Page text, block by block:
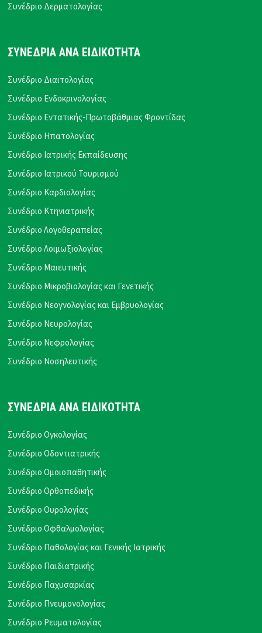
Συνέδριο Δερματολογίας
ΣΥΝΕΔΡΙΑ ΑΝΑ ΕΙΔΙΚΟΤΗΤΑ
Συνέδριο Διαιτολογίας
Συνέδριο Ενδοκρινολογίας
Συνέδριο Εντατικής-Πρωτοβάθμιας Φροντίδας
Συνέδριο Ηπατολογίας
Συνέδριο Ιατρικής Εκπαίδευσης
Συνέδριο Ιατρικού Τουρισμού
Συνέδριο Καρδιολογίας
Συνέδριο Κτηνιατρικής
Συνέδριο Λογοθεραπείας
Συνέδριο Λοιμωξιολογίας
Συνέδριο Μαιευτικής
Συνέδριο Μικροβιολογίας και Γενετικής
Συνέδριο Νεογνολογίας και Εμβρυολογίας
Συνέδριο Νευρολογίας
Συνέδριο Νεφρολογίας
Συνέδριο Νοσηλευτικής
ΣΥΝΕΔΡΙΑ ΑΝΑ ΕΙΔΙΚΟΤΗΤΑ
Συνέδριο Ογκολογίας
Συνέδριο Οδοντιατρικής
Συνέδριο Ομοιοπαθητικής
Συνέδριο Ορθοπεδικής
Συνέδριο Ουρολογίας
Συνέδριο Οφθαλμολογίας
Συνέδριο Παθολογίας και Γενικής Ιατρικής
Συνέδριο Παιδιατρικής
Συνέδριο Παχυσαρκίας
Συνέδριο Πνευμονολογίας
Συνέδριο Ρευματολογίας